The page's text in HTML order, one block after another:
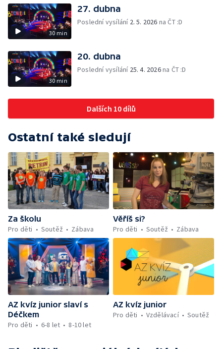
30 min
27. dubna
Poslední vysílání 2. 5. 2026 na ČT :D
30 min
20. dubna
Poslední vysílání 25. 4. 2026na ČT :D
Dalších 10 dílů
Ostatní také sledují
Za školu
Pro děti
Soutěž Zábava
Věříš si?
Pro děti
Soutěž Zábava
AZ kvíz junior slaví s
Déčkem
Pro děti
6-8 let 8-10 let
AZ kvíz junior
Pro děti
Vzdělávací Soutěž